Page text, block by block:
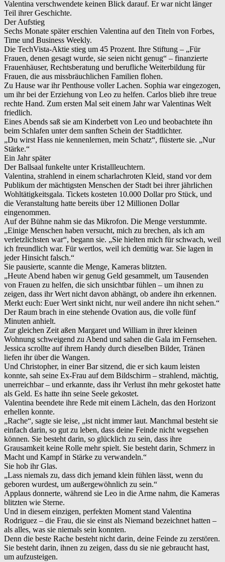
Valentina verschwendete keinen Blick darauf. Er war nicht länger
Teil ihrer Geschichte.
Der Aufstieg
Sechs Monate später erschien Valentina auf den Titeln von Forbes,
Time und Business Weekly.
Die TechVista-Aktie stieg um 45 Prozent. Ihre Stiftung – „Für
Frauen, denen gesagt wurde, sie seien nicht genug“ – finanzierte
Frauenhäuser, Rechtsberatung und berufliche Weiterbildung für
Frauen, die aus missbräuchlichen Familien flohen.
Zu Hause war ihr Penthouse voller Lachen. Sophia war eingezogen,
um ihr bei der Erziehung von Leo zu helfen. Carlos blieb ihre treue
rechte Hand. Zum ersten Mal seit einem Jahr war Valentinas Welt
friedlich.
Eines Abends saß sie am Kinderbett von Leo und beobachtete ihn
beim Schlafen unter dem sanften Schein der Stadtlichter.
„Du wirst Hass nie kennenlernen, mein Schatz“, flüsterte sie. „Nur
Stärke.“
Ein Jahr später
Der Ballsaal funkelte unter Kristallleuchtern.
Valentina, strahlend in einem scharlachroten Kleid, stand vor dem
Publikum der mächtigsten Menschen der Stadt bei ihrer jährlichen
Wohltätigkeitsgala. Tickets kosteten 10.000 Dollar pro Stück, und
die Veranstaltung hatte bereits über 12 Millionen Dollar
eingenommen.
Auf der Bühne nahm sie das Mikrofon. Die Menge verstummte.
„Einige Menschen haben versucht, mich zu brechen, als ich am
verletzlichsten war“, begann sie. „Sie hielten mich für schwach, weil
ich freundlich war. Für wertlos, weil ich demütig war. Sie lagen in
jeder Hinsicht falsch.“
Sie pausierte, scannte die Menge, Kameras blitzten.
„Heute Abend haben wir genug Geld gesammelt, um Tausenden
von Frauen zu helfen, die sich unsichtbar fühlen – um ihnen zu
zeigen, dass ihr Wert nicht davon abhängt, ob andere ihn erkennen.
Merkt euch: Euer Wert sinkt nicht, nur weil andere ihn nicht sehen.“
Der Raum brach in eine stehende Ovation aus, die volle fünf
Minuten anhielt.
Zur gleichen Zeit aßen Margaret und William in ihrer kleinen
Wohnung schweigend zu Abend und sahen die Gala im Fernsehen.
Jessica scrollte auf ihrem Handy durch dieselben Bilder, Tränen
liefen ihr über die Wangen.
Und Christopher, in einer Bar sitzend, die er sich kaum leisten
konnte, sah seine Ex-Frau auf dem Bildschirm – strahlend, mächtig,
unerreichbar – und erkannte, dass ihr Verlust ihn mehr gekostet hatte
als Geld. Es hatte ihn seine Seele gekostet.
Valentina beendete ihre Rede mit einem Lächeln, das den Horizont
erhellen konnte.
„Rache“, sagte sie leise, „ist nicht immer laut. Manchmal besteht sie
einfach darin, so gut zu leben, dass deine Feinde nicht wegsehen
können. Sie besteht darin, so glücklich zu sein, dass ihre
Grausamkeit keine Rolle mehr spielt. Sie besteht darin, Schmerz in
Macht und Kampf in Stärke zu verwandeln.“
Sie hob ihr Glas.
„Lass niemals zu, dass dich jemand klein fühlen lässt, wenn du
geboren wurdest, um außergewöhnlich zu sein.“
Applaus donnerte, während sie Leo in die Arme nahm, die Kameras
blitzten wie Sterne.
Und in diesem einzigen, perfekten Moment stand Valentina
Rodriguez – die Frau, die sie einst als Niemand bezeichnet hatten –
als alles, was sie niemals sein konnten.
Denn die beste Rache besteht nicht darin, deine Feinde zu zerstören.
Sie besteht darin, ihnen zu zeigen, dass du sie nie gebraucht hast,
um aufzusteigen.